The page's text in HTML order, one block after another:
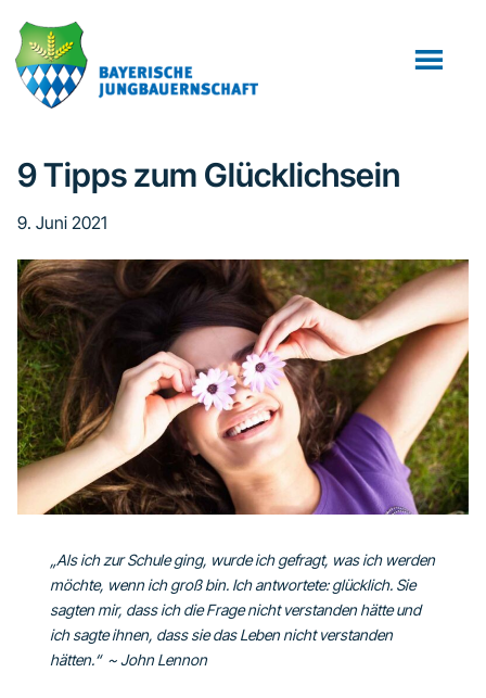
Inhalt
springen
Seitenspalte
springen
Fußzeile
springen
9 Tipps zum Glücklichsein
9. Juni 2021
„Als ich zur Schule ging, wurde ich gefragt, was ich werden
möchte, wenn ich groß bin. Ich antwortete: glücklich. Sie
sagten mir, dass ich die Frage nicht verstanden hätte und
ich sagte ihnen, dass sie das Leben nicht verstanden
hätten.“ ~ John Lennon